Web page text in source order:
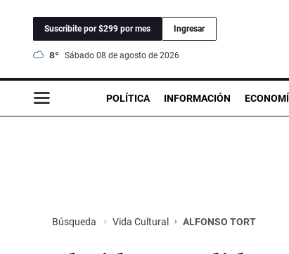
Suscribite por $299 por mes Ingresar
8° sábado 08 de agosto de 2026
POLÍTICA INFORMACIÓN
Búsqueda Vida Cultural ALFONSO TORT